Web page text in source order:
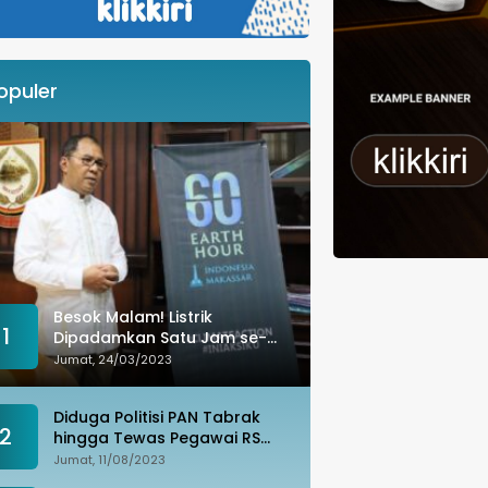
1
Besok Malam! Listrik
Dipadamkan Satu Jam se-
Kota Makassar: Merespons
Perubahan Iklim
Jumat, 24/03/2023
2
Diduga Politisi PAN Tabrak
hingga Tewas Pegawai RS
Wahidin, Istri Korban: Kami
Jumat, 11/08/2023